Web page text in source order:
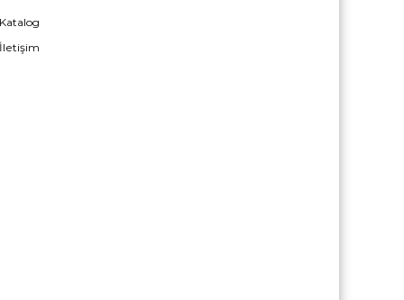
Katalog
İletişim